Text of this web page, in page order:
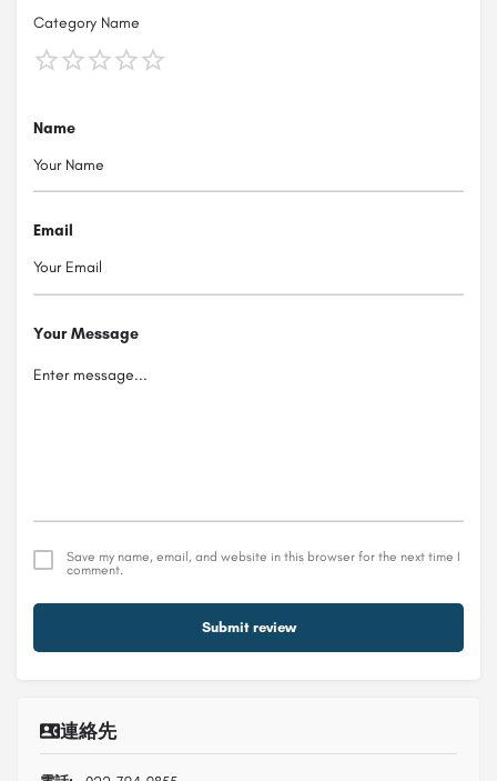
Category Name
Name
Email
Your Message
Save my name, email, and website in this browser for the next time I
comment.
Submit review
連絡先